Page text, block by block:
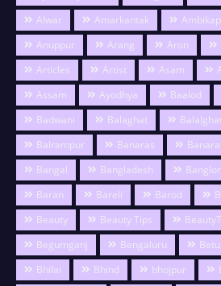
Alwar
Amarkantak
Anuppur
Arang Aron
Articles
Artist Asam
Assam
Ayodhya Baalod
Badwani
Balaghat
Balrampur
Banaras
Bangal
Bangladesh
Baran
Bareli Barod
Beauty
Beauty Tips
Begumganj
Bengaluru Betul
Bhilai
Bhind bhojpur